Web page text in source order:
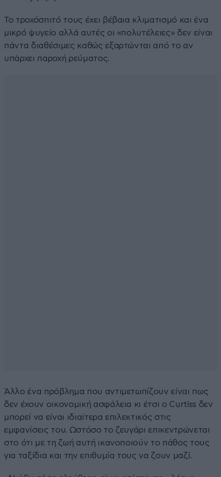
Το τροχόσπιτό τους έχει βέβαια κλιματισμό και ένα
μικρό ψυγείο αλλά αυτές οι «πολυτέλειες» δεν είναι
πάντα διαθέσιμες καθώς εξαρτώνται από το αν
υπάρχει παροχή ρεύματος.
Άλλο ένα πρόβλημα που αντιμετωπίζουν είναι πως
δεν έχουν οικονομική ασφάλεια κι έτσι ο Curtiss δεν
μπορεί να είναι ιδιαίτερα επιλεκτικός στις
εμφανίσεις του. Ωστόσο το ζευγάρι επικεντρώνεται
στο ότι με τη ζωή αυτή ικανοποιούν το πάθος τους
για ταξίδια και την επιθυμία τους να ζουν μαζί.